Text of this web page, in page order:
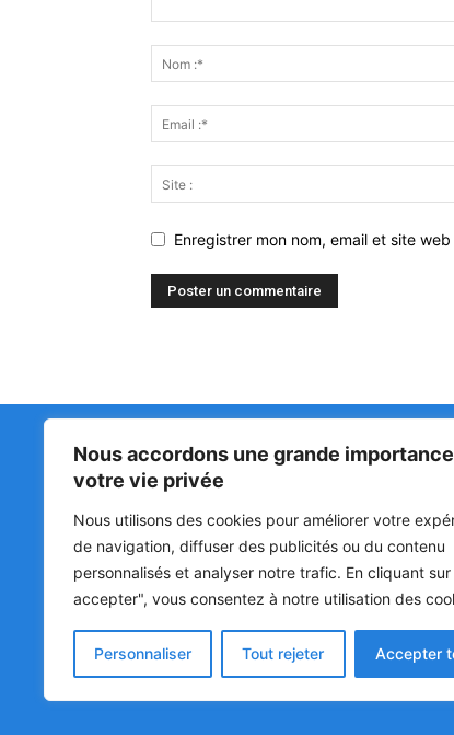
Nous accordons une grande
votre vie privée
Nous utilisons des cookies pour améliorer votre
de navigation, diffuser des publicités ou du contenu
personnalisés et analyser notre trafic. En cliquant
accepter", vous consentez à notre utilisation des
Personnaliser Tout rejeter Accepter
Enregistrer mon nom, email et site
Matin Libre
Premiers sur l'info !